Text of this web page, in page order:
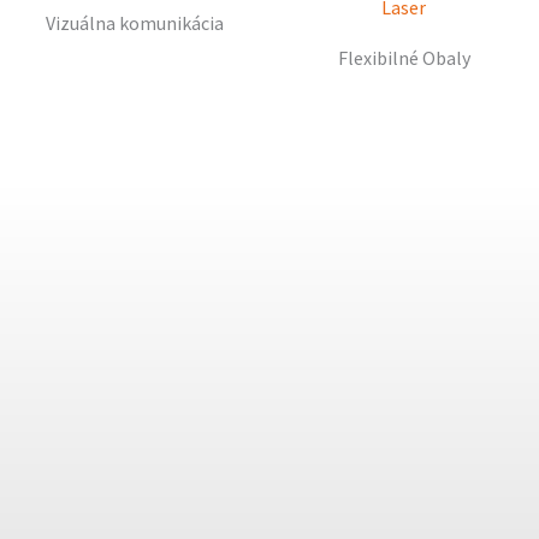
Vizuálna komunikácia
Flexibilné Obaly